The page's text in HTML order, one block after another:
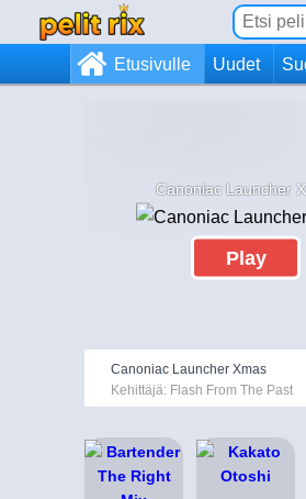
Etusivulle Uudet
Canoniac Launcher
Play
Canoniac Launcher Xmas
Kehittäjä: Flash From The Past